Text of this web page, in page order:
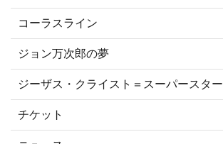
コーラスライン
ジョン万次郎の夢
ジーザス・クライスト＝スーパースター
チケット